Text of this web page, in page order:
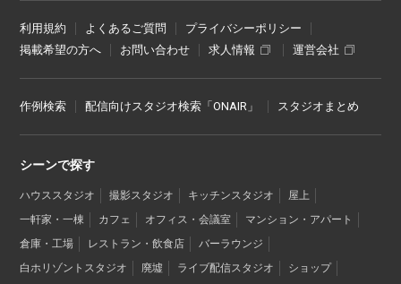
利用規約 よくあるご質問
プライバシーポリシー
掲載希望の方へ
お問い合わせ 求人情報 運営会社
作例検索 配信向けスタジオ検索「ONAIR」 スタジオまとめ
シーンで探す
ハウススタジオ 撮影スタジオ キッチンスタジオ
屋上
一軒家・一棟
カフェ オフィス・会議室
マンション・アパート
倉庫・工場
レストラン・飲食店
バーラウンジ
白ホリゾントスタジオ
廃墟 ライブ配信スタジオ
ショップ